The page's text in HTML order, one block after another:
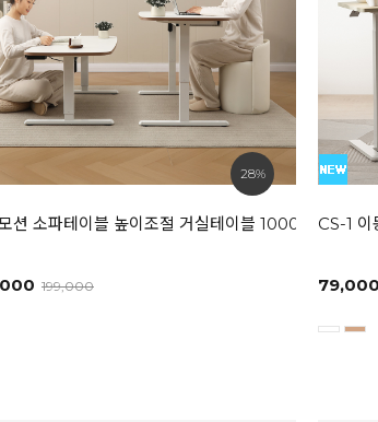
모던화이트 / 라이트그레이]
28%
션 소파테이블 높이조절 거실테이블 1000/1200/
199,000
CS-1 이
79,000